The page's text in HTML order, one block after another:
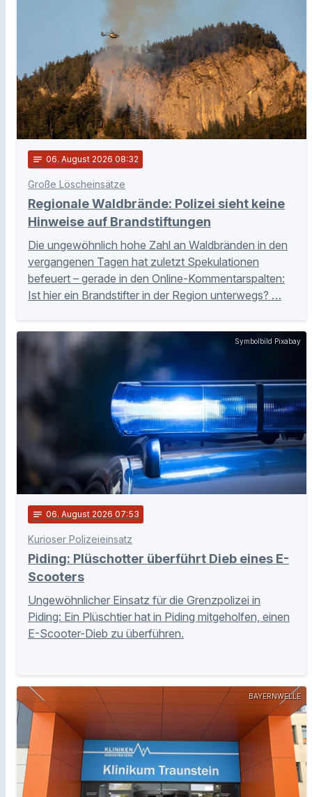
notes 06. August 2026 08:32
Große Löscheinsätze
Regionale Waldbrände: Polizei sieht keine
Hinweise auf Brandstiftungen
Die ungewöhnlich hohe Zahl an Waldbränden in den
vergangenen Tagen hat zuletzt Spekulationen
befeuert – gerade in den Online-Kommentarspalten:
Ist hier ein Brandstifter in der Region unterwegs? …
Symbolbild Pixabay
notes 06. August 2026 07:53
Kurioser Polizeieinsatz
Piding: Plüschotter überführt Dieb eines E-
Scooters
Ungewöhnlicher Einsatz für die Grenzpolizei in
Piding: Ein Plüschtier hat in Piding mitgeholfen, einen
E-Scooter-Dieb zu überführen.
BAYERNWELLE